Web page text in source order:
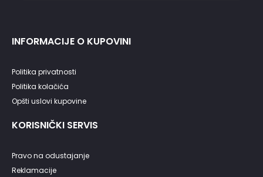
INFORMACIJE O KUPOVINI
Politika privatnosti
Politika kolačića
Opšti uslovi kupovine
KORISNIČKI SERVIS
Pravo na odustajanje
Reklamacije